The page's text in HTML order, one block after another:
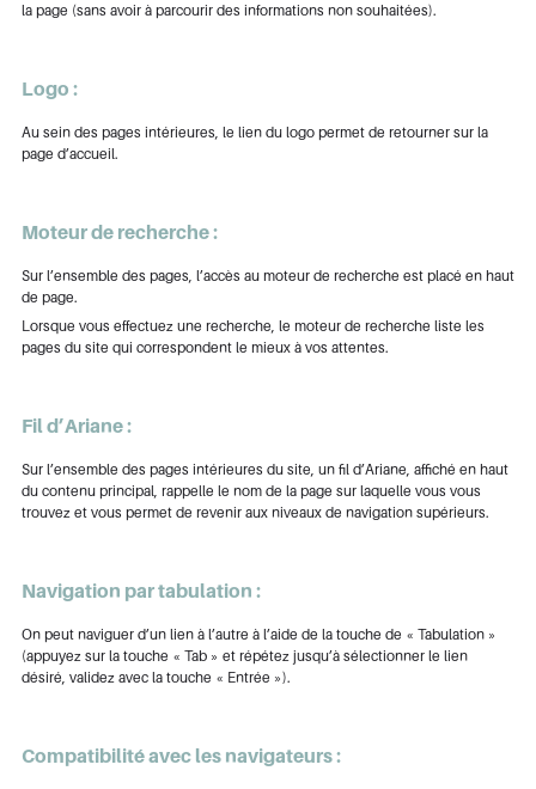
la page (sans avoir à parcourir des informations non souhaitées).
Logo :
Au sein des pages intérieures, le lien du logo permet de retourner sur la
page d’accueil.
Moteur de recherche :
Sur l’ensemble des pages, l’accès au moteur de recherche est placé en haut
de page.
Lorsque vous effectuez une recherche, le moteur de recherche liste les
pages du site qui correspondent le mieux à vos attentes.
Fil d’Ariane :
Sur l’ensemble des pages intérieures du site, un fil d’Ariane, affiché en haut
du contenu principal, rappelle le nom de la page sur laquelle vous vous
trouvez et vous permet de revenir aux niveaux de navigation supérieurs.
Navigation par tabulation :
On peut naviguer d’un lien à l’autre à l’aide de la touche de « Tabulation »
(appuyez sur la touche « Tab » et répétez jusqu’à sélectionner le lien
désiré, validez avec la touche « Entrée »).
Compatibilité avec les navigateurs :